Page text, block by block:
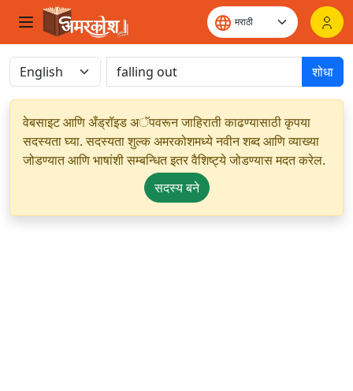
शोधा
वेबसाइट आणि अँड्रॉइड अॅपवरून जाहिराती काढण्यासाठी कृपया
सदस्यता घ्या. सदस्यता शुल्क अमरकोशमध्ये नवीन शब्द आणि व्याख्या
जोडण्यात आणि भाषांशी सम्बन्धित इतर वैशिष्ट्ये जोडण्यास मदत करेल.
सदस्य बने